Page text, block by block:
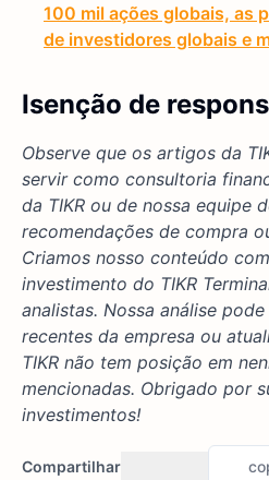
100 mil ações globais, as
de investidores globais e
Isenção de
Observe que os artigos da
servir como consultoria
da TIKR ou de nossa equipe
recomendações de compra
Criamos nosso conteúdo
investimento do TIKR
analistas. Nossa análise
recentes da empresa ou
TIKR não tem posição em
mencionadas. Obrigado por
investimentos!
Compartilhar